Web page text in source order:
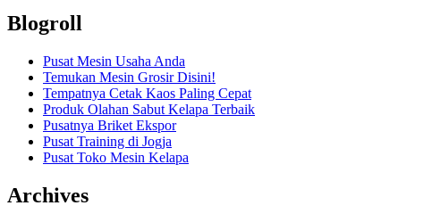
Blogroll
Pusat Mesin Usaha Anda
Temukan Mesin Grosir Disini!
Tempatnya Cetak Kaos Paling Cepat
Produk Olahan Sabut Kelapa Terbaik
Pusatnya Briket Ekspor
Pusat Training di Jogja
Pusat Toko Mesin Kelapa
Archives